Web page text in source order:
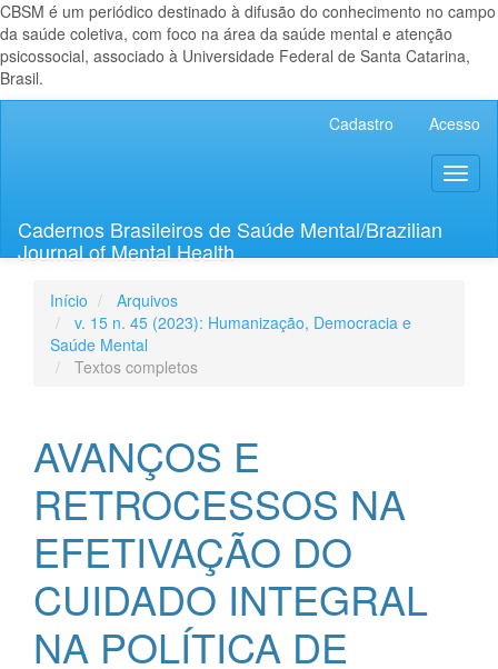
CBSM é um periódico destinado à difusão do conhecimento no campo
da saúde coletiva, com foco na área da saúde mental e atenção
psicossocial, associado à Universidade Federal de Santa Catarina,
Brasil.
Lateral
Cadastro Acesso
Cadernos Brasileiros de Saúde Mental/Brazilian
Journal of Mental Health
Início
Arquivos
v. 15 n. 45 (2023): Humanização, Democracia e
Saúde Mental
Textos completos
AVANÇOS E
RETROCESSOS NA
EFETIVAÇÃO DO
CUIDADO INTEGRAL
NA POLÍTICA DE